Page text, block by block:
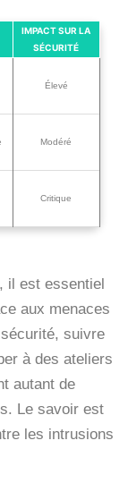
IMPACT SUR LA
SÉCURITÉ
Élevé
Modéré
Critique
il est essentiel
aux menaces
suivre
à des ateliers
autant de
Le savoir est
les intrusions